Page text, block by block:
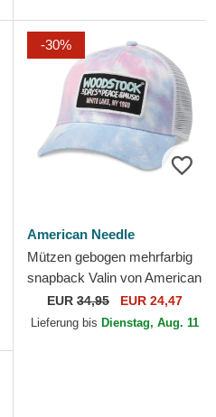
-30%
American Needle
Mützen gebogen mehrfarbig
snapback Valin von American
Needle
EUR 34,95 EUR 24,47
Lieferung bis Dienstag, Aug. 11